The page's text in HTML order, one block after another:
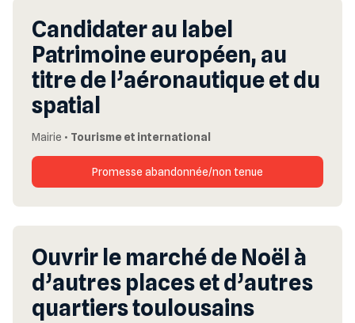
Candidater au label
Patrimoine européen, au
titre de l’aéronautique et du
spatial
Mairie • Tourisme et international
Promesse abandonnée/non tenue
Ouvrir le marché de Noël à
d’autres places et d’autres
quartiers toulousains